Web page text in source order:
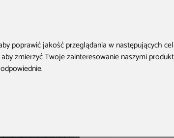
poprawić jakość przeglądania w następujących
aby zmierzyć Twoje zainteresowanie naszymi
.